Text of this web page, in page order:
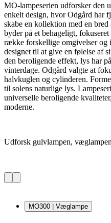
MO-lampeserien udforsker den
enkelt design, hvor Odgård har
skabe en kollektion med en
byder på et behageligt,
række forskellige omgivelser og
designet til at give en følelse af
den beroligende effekt, lys har
vinterdage. Odgård valgte at
halvkuglen og cylinderen.
til solens naturlige lys.
universelle beroligende
moderne.
Udforsk gulvlampen,
MO300 | Væglampe